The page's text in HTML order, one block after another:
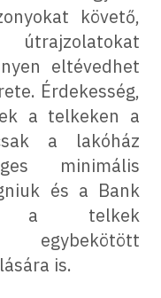
követő,
eltévedhet
Érdekesség,
a telkeken a
a lakóház
minimális
és a Bank
a telkek
is.